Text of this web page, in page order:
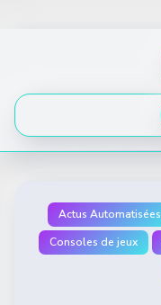
Actus Automatisées
Consoles de jeux